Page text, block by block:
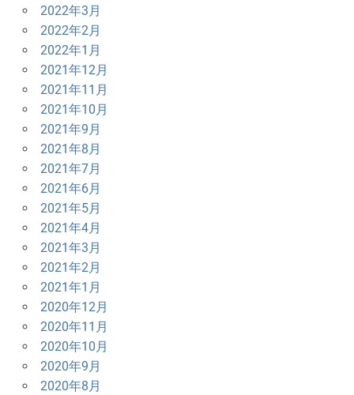
2022年3月
2022年2月
2022年1月
2021年12月
2021年11月
2021年10月
2021年9月
2021年8月
2021年7月
2021年6月
2021年5月
2021年4月
2021年3月
2021年2月
2021年1月
2020年12月
2020年11月
2020年10月
2020年9月
2020年8月